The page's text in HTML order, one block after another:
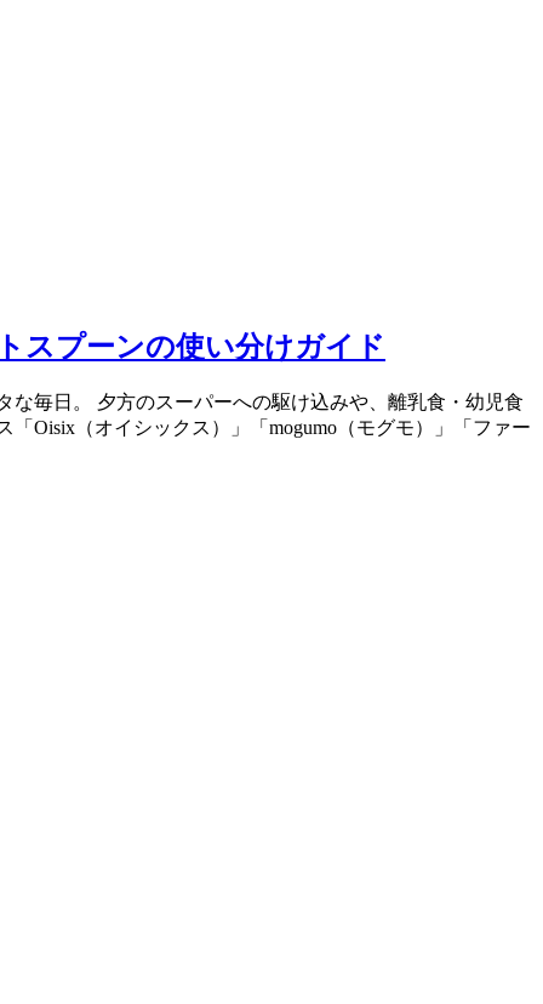
スプーンの使い分けガイド
毎日。 夕方のスーパーへの駆け込みや、離乳食・幼児食
Oisix（オイシックス）」「mogumo（モグモ）」「ファー